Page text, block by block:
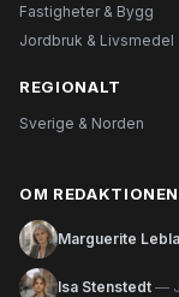
Fastigheter & Bygg
Jordbruk & Livsmedel
REGIONALT
Sverige & Norden
OM REDAKTIONEN
Marguerite
Isa Stenstedt —